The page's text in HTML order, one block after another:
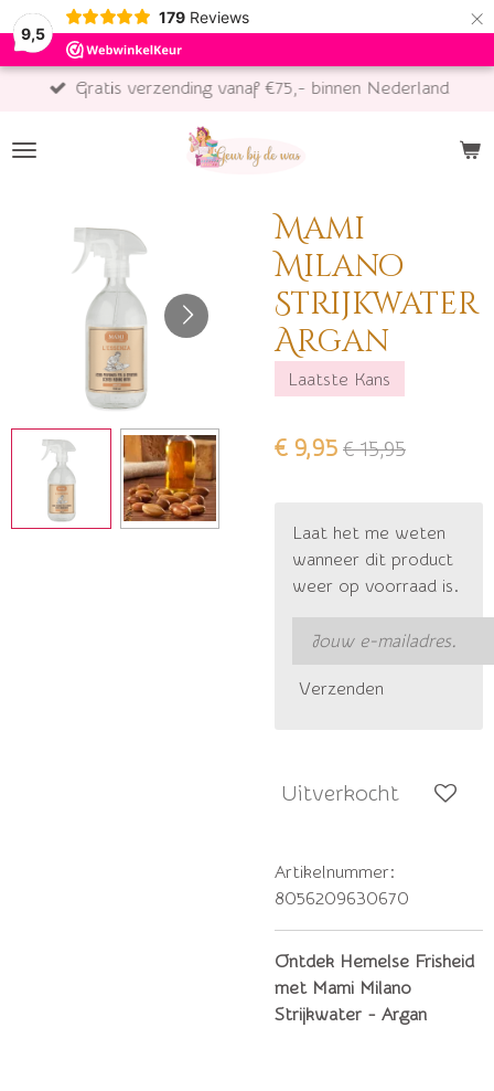
9,5
179 Reviews ×
Gratis verzending vanaf €75,- binnen Nederland
Mami
Milano
Strijkwater
Argan
Laatste Kans
€ 9,95 € 15,95
Laat het me weten
wanneer dit product
weer op voorraad is.
Verzenden
Uitverkocht
Artikelnummer:
8056209630670
Ontdek Hemelse Frisheid
met Mami Milano
Strijkwater - Argan